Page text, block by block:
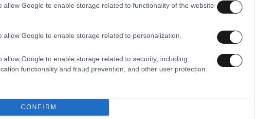
allow Google to enable storage related to functionality of the website
allow Google to enable storage related to personalization.
allow Google to enable storage related to security, including
functionality and fraud prevention, and other user protection.
CONFIRM